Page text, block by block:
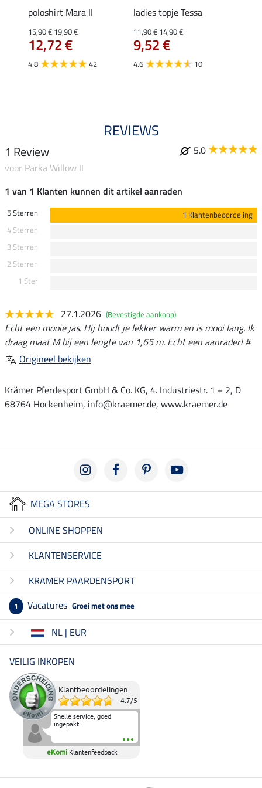
poloshirt Mara II
15,90 €19,90 €
12,72 €
4.8 42
ladies topje Tessa
11,90 €14,90 €
9,52 €
4.6 10
REVIEWS
1 Review
5.0
voor Parka Willow II
1 van 1 Klanten kunnen dit artikel aanraden
5 Sterren
1 Klantenbeoordeling
4 Sterren
3 Sterren
2 Sterren
1 Ster
27.1.2026 (Bevestigde aankoop)
Echt een mooie jas. Hij houdt je lekker warm en is mooi lang. Ik
draag maat M bij een lengte van 1,65 m. Echt een aanrader! #
Origineel bekijken
Krämer Pferdesport GmbH & Co. KG, 4. Industriestr. 1 + 2, D
68764 Hockenheim, info@kraemer.de, www.kraemer.de
MEGA STORES
ONLINE SHOPPEN
KLANTENSERVICE
KRAMER PAARDENSPORT
1 Vacatures Groei met ons mee
NL | EUR
VEILIG INKOPEN
Klantbeoordelingen
4.7/5
Snelle service, goed
ingepakt.
eKomi Klantenfeedback